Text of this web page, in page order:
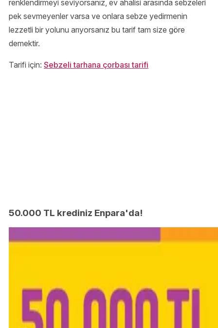
renklendirmeyi seviyorsanız, ev ahalisi arasında sebzeleri
pek sevmeyenler varsa ve onlara sebze yedirmenin
lezzetli bir yolunu arıyorsanız bu tarif tam size göre
demektir.
Tarifi için: Sebzeli tarhana çorbası tarifi
50.000 TL krediniz Enpara'da!